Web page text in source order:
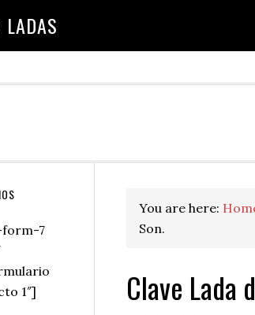
LADAS
You are here:
Son.
Clave Lada
7
1″]